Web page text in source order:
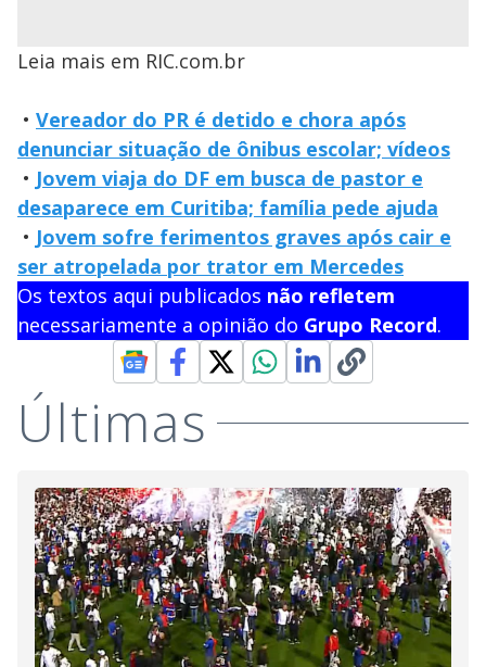
Leia mais em RIC.com.br
• Vereador do PR é detido e chora após
denunciar situação de ônibus escolar; vídeos
• Jovem viaja do DF em busca de pastor e
desaparece em Curitiba; família pede ajuda
• Jovem sofre ferimentos graves após cair e
ser atropelada por trator em Mercedes
Os textos aqui publicados não refletem
necessariamente a opinião do Grupo Record.
Últimas